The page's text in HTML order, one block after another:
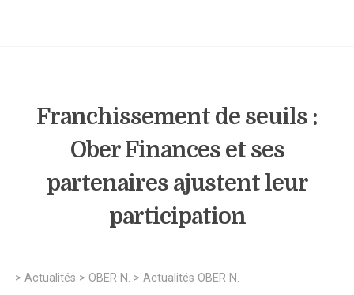
Franchissement de seuils :
Ober Finances et ses
partenaires ajustent leur
participation
> Actualités > OBER N. > Actualités OBER N.